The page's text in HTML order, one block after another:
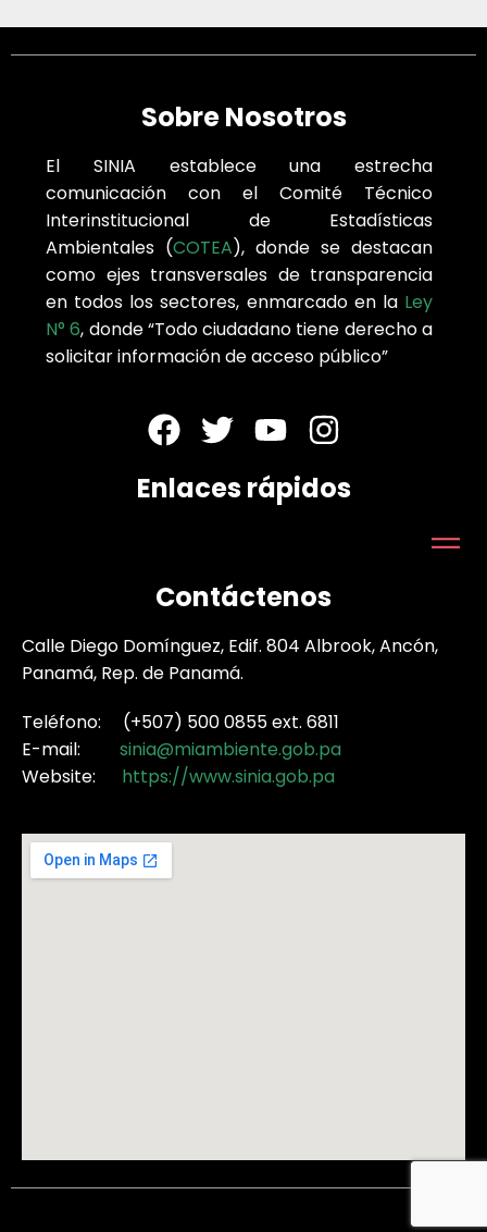
Sobre Nosotros
El SINIA establece una estrecha
comunicación con el Comité Técnico
Interinstitucional de Estadísticas
Ambientales (COTEA), donde se destacan
como ejes transversales de transparencia
en todos los sectores, enmarcado en la Ley
N° 6, donde “Todo ciudadano tiene derecho a
solicitar información de acceso público”
Enlaces rápidos
Contáctenos
Calle Diego Domínguez, Edif. 804 Albrook, Ancón,
Panamá, Rep. de Panamá.
Teléfono: (+507) 500 0855 ext. 6811
E-mail: sinia@miambiente.gob.pa
Website: https://www.sinia.gob.pa